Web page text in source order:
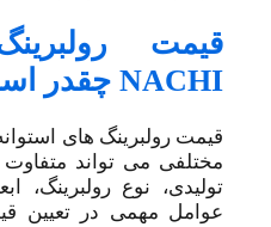
قیمت
NACHI چقدر است؟
قیمت رولبرینگ های
مختلفی می تواند متفاوت
تولیدی، نوع رولبرینگ،
عوامل مهمی در تعیین